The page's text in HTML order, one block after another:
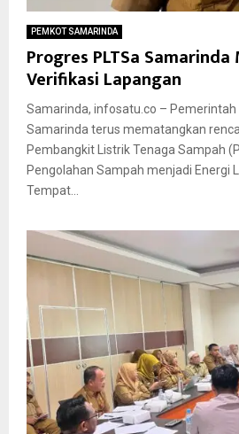
PEMKOT SAMARINDA
Progres PLTSa Samarinda
Verifikasi Lapangan
Samarinda, infosatu.co –
Samarinda terus mematangkan
Pembangkit Listrik Tenaga Sampah
Pengolahan Sampah menjadi Energi
Tempat...